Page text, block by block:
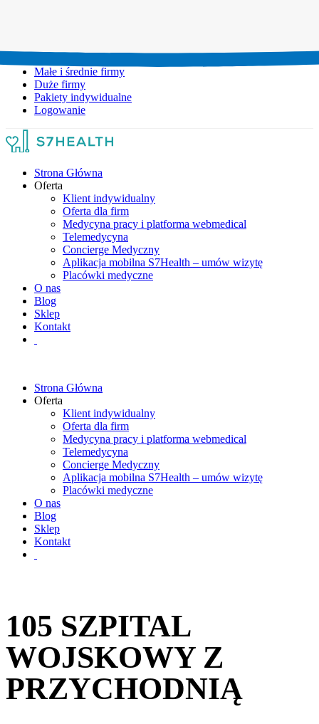
Małe i średnie firmy
Duże firmy
Pakiety indywidualne
Logowanie
Strona Główna
Oferta
Klient indywidualny
Oferta dla firm
Medycyna pracy i platforma webmedical
Telemedycyna
Concierge Medyczny
Aplikacja mobilna S7Health – umów wizytę
Placówki medyczne
O nas
Blog
Sklep
Kontakt
Strona Główna
Oferta
Klient indywidualny
Oferta dla firm
Medycyna pracy i platforma webmedical
Telemedycyna
Concierge Medyczny
Aplikacja mobilna S7Health – umów wizytę
Placówki medyczne
O nas
Blog
Sklep
Kontakt
105 SZPITAL
WOJSKOWY Z
PRZYCHODNIĄ